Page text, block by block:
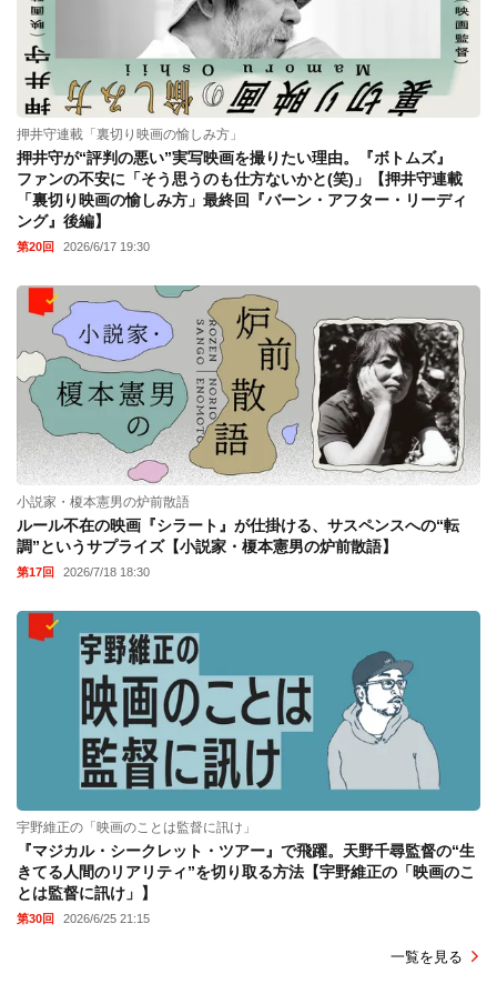
押井守連載「裏切り映画の愉しみ方」
押井守が“評判の悪い”実写映画を撮りたい理由。『ボトムズ』
ファンの不安に「そう思うのも仕方ないかと(笑)」【押井守連載
「裏切り映画の愉しみ方」最終回『バーン・アフター・リーディ
ング』後編】
第20回 2026/6/17 19:30
小説家・榎本憲男の炉前散語
ルール不在の映画『シラート』が仕掛ける、サスペンスへの“転
調”というサプライズ【小説家・榎本憲男の炉前散語】
第17回 2026/7/18 18:30
宇野維正の「映画のことは監督に訊け」
『マジカル・シークレット・ツアー』で飛躍。天野千尋監督の“生
きてる人間のリアリティ”を切り取る方法【宇野維正の「映画のこ
とは監督に訊け」】
第30回 2026/6/25 21:15
一覧を見る